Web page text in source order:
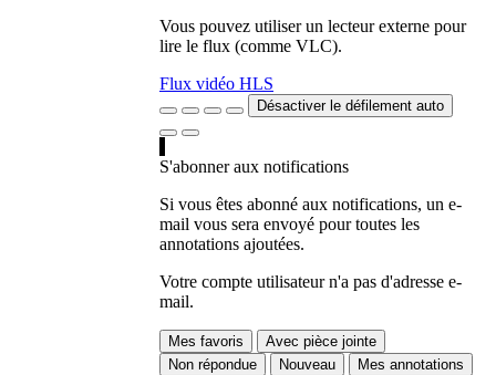
Vous pouvez utiliser un lecteur externe pour
lire le flux (comme VLC).
Flux vidéo HLS
Désactiver le défilement auto
S'abonner aux notifications
Si vous êtes abonné aux notifications, un e-
mail vous sera envoyé pour toutes les
annotations ajoutées.
Votre compte utilisateur n'a pas d'adresse e-
mail.
Mes favoris
Avec pièce jointe
Non répondue
Nouveau
Mes annotations